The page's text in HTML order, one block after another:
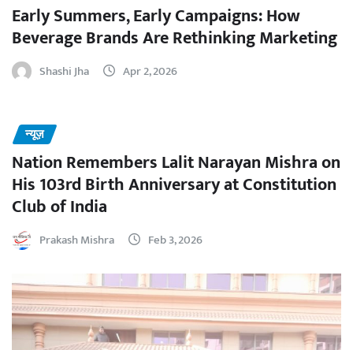
Early Summers, Early Campaigns: How
Beverage Brands Are Rethinking Marketing
Shashi Jha Apr 2, 2026
न्यूज़
Nation Remembers Lalit Narayan Mishra on
His 103rd Birth Anniversary at Constitution
Club of India
Prakash Mishra Feb 3, 2026